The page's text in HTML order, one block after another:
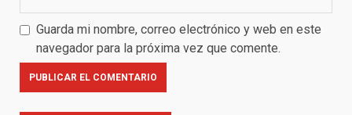
Guarda mi nombre, correo electrónico y web en este
navegador para la próxima vez que comente.